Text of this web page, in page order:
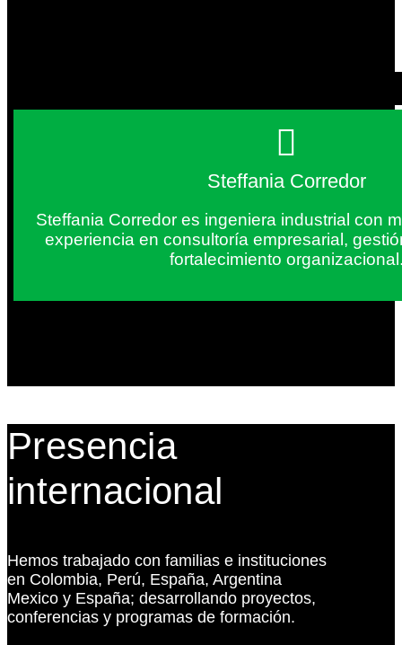
Steffania Corredor
Steffania Corredor es ingeniera industrial con
experiencia en consultoría empresarial,
fortalecimiento
Presencia
internacional
Hemos trabajado con familias e instituciones
en Colombia, Perú, España, Argentina
Mexico y España; desarrollando proyectos,
conferencias y programas de formación.